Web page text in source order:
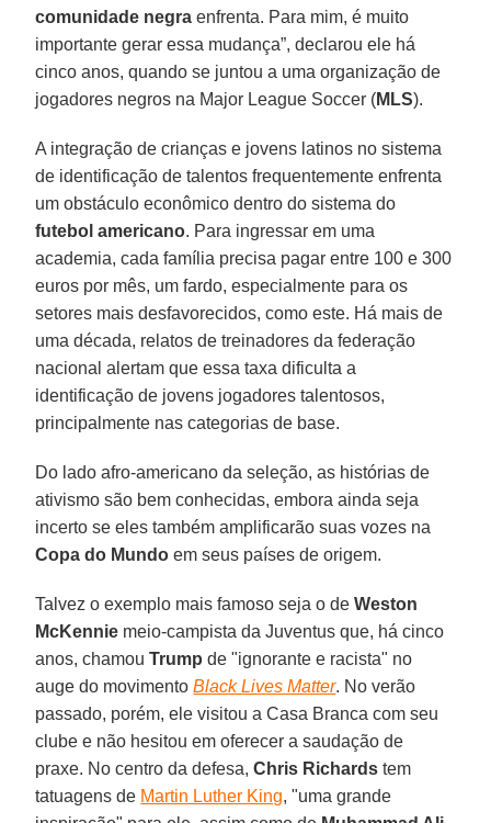
comunidade negra enfrenta. Para mim, é muito
importante gerar essa mudança”, declarou ele há
cinco anos, quando se juntou a uma organização de
jogadores negros na Major League Soccer (MLS).
A integração de crianças e jovens latinos no sistema
de identificação de talentos frequentemente enfrenta
um obstáculo econômico dentro do sistema do
futebol americano. Para ingressar em uma
academia, cada família precisa pagar entre 100 e 300
euros por mês, um fardo, especialmente para os
setores mais desfavorecidos, como este. Há mais de
uma década, relatos de treinadores da federação
nacional alertam que essa taxa dificulta a
identificação de jovens jogadores talentosos,
principalmente nas categorias de base.
Do lado afro-americano da seleção, as histórias de
ativismo são bem conhecidas, embora ainda seja
incerto se eles também amplificarão suas vozes na
Copa do Mundo em seus países de origem.
Talvez o exemplo mais famoso seja o deWeston
McKennie meio-campista da Juventus que, há cinco
anos, chamouTrump de "ignorante e racista" no
auge do movimentoBlack Lives Matter. No verão
passado, porém, ele visitou a Casa Branca com seu
clube e não hesitou em oferecer a saudação de
praxe. No centro da defesa,Chris Richards tem
tatuagens de Martin Luther King, "uma grande